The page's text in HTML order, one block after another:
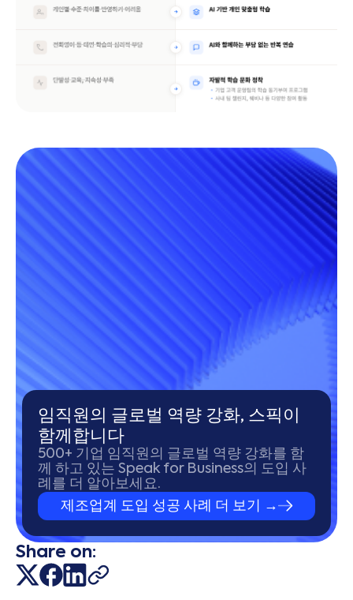
임직원의 글로벌 역량 강화, 스픽이
함께합니다
500+ 기업 임직원의 글로벌 역량 강화를 함
께 하고 있는 Speak for Business의 도입 사
례를 더 알아보세요.
제조업계 도입 성공 사례 더 보기 →
Share on: